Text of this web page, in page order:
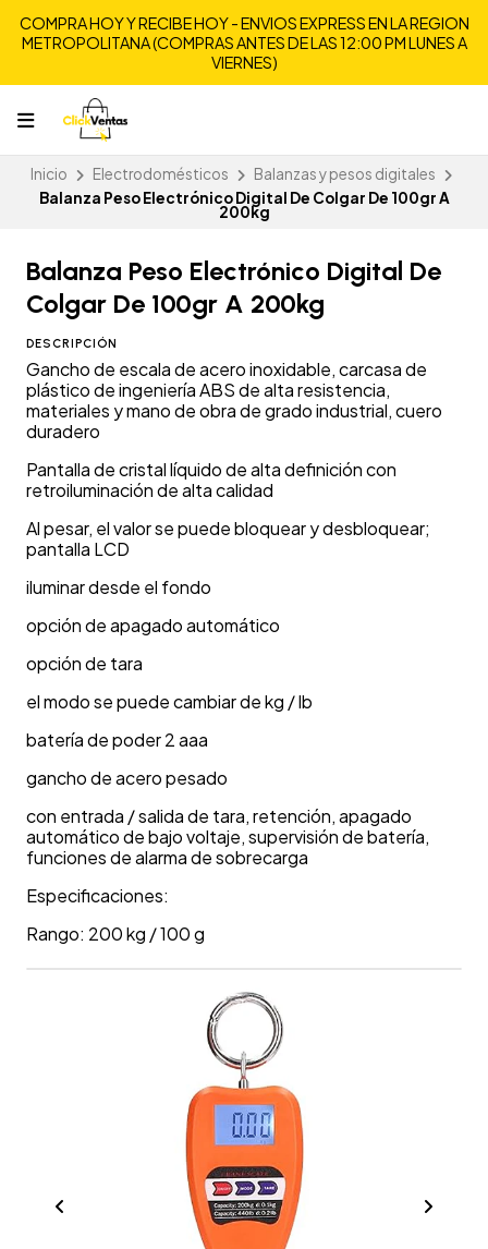
COMPRA HOY Y RECIBE HOY - ENVIOS EXPRESS EN LA REGION
METROPOLITANA (COMPRAS ANTES DE LAS 12:00 PM LUNES A
VIERNES)
Inicio Electrodomésticos
Balanzas y pesos digitales
Balanza Peso Electrónico Digital De Colgar De 100gr A
200kg
Balanza Peso Electrónico Digital De
Colgar De 100gr A 200kg
DESCRIPCIÓN
Gancho de escala de acero inoxidable, carcasa de
plástico de ingeniería ABS de alta resistencia,
materiales y mano de obra de grado industrial, cuero
duradero
Pantalla de cristal líquido de alta definición con
retroiluminación de alta calidad
Al pesar, el valor se puede bloquear y desbloquear;
pantalla LCD
iluminar desde el fondo
opción de apagado automático
opción de tara
el modo se puede cambiar de kg / lb
batería de poder 2 aaa
gancho de acero pesado
con entrada / salida de tara, retención, apagado
automático de bajo voltaje, supervisión de batería,
funciones de alarma de sobrecarga
Especificaciones:
Rango: 200 kg / 100 g